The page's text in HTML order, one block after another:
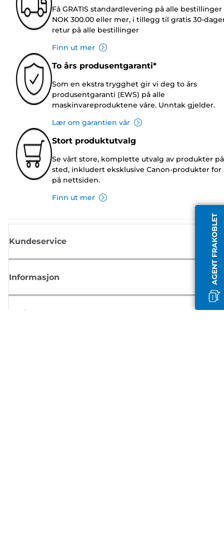
AGENT FRAKOBLET
Få GRATIS standardlevering på alle bestillinger
NOK 300.00 eller mer, i tillegg til gratis 30-
retur på alle bestillinger
Finn ut mer
To års produsentgaranti*
Som en ekstra trygghet gir vi deg to års
produsentgaranti (EWS) på alle
maskinvareproduktene våre. Unntak gjelder.
Lær om garantien vår
Stort produktutvalg
Se vårt store, komplette utvalg av produkter
sted, inkludert eksklusive Canon-produkter for
på nettsiden.
Finn ut mer
Kundeservice
Informasjon
Butikk